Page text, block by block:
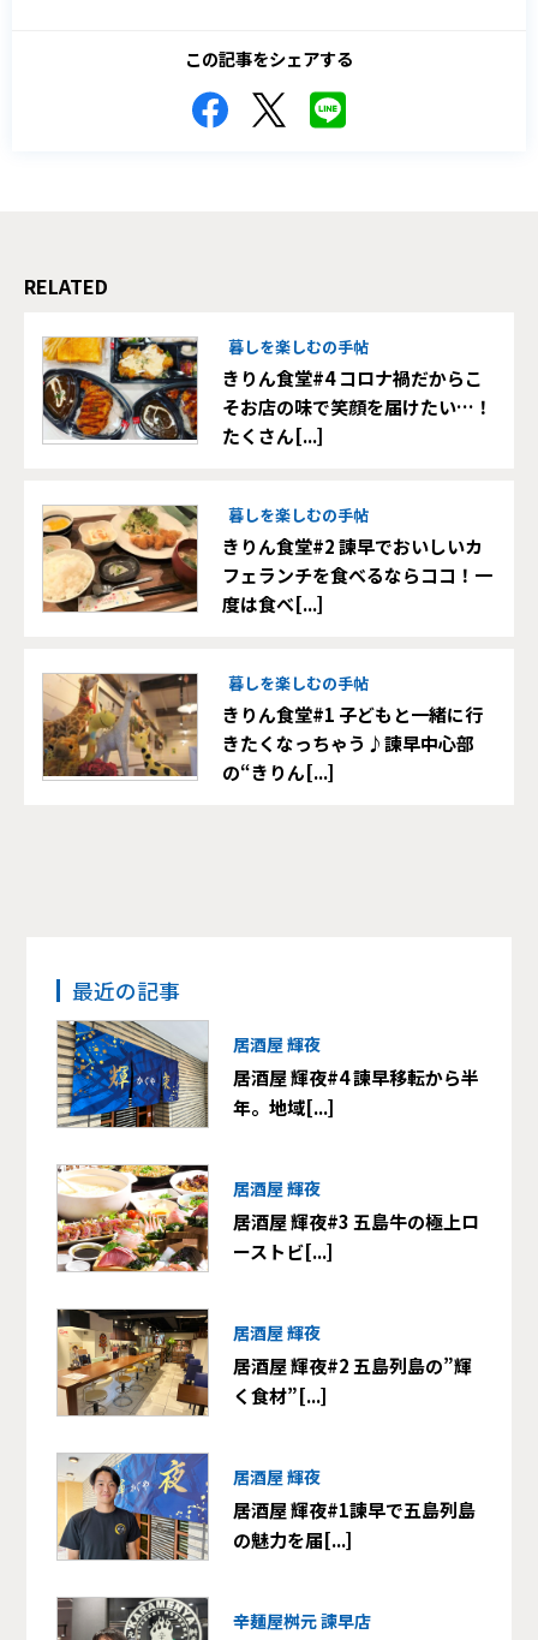
この記事をシェアする
RELATED
暮しを楽しむの手帖
きりん食堂#4 コロナ禍だからこ
そお店の味で笑顔を届けたい…！
たくさん[...]
暮しを楽しむの手帖
きりん食堂#2 諫早でおいしいカ
フェランチを食べるならココ！一
度は食べ[...]
暮しを楽しむの手帖
きりん食堂#1 子どもと一緒に行
きたくなっちゃう♪諫早中心部
の“きりん[...]
最近の記事
居酒屋 輝夜
居酒屋 輝夜#4 諫早移転から半
年。地域[...]
居酒屋 輝夜
居酒屋 輝夜#3 五島牛の極上ロ
ーストビ[...]
居酒屋 輝夜
居酒屋 輝夜#2 五島列島の”輝
く食材”[...]
居酒屋 輝夜
居酒屋 輝夜#1諫早で五島列島
の魅力を届[...]
辛麺屋桝元 諫早店